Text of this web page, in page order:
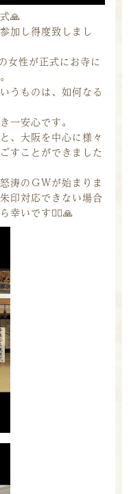
🙏
加し得度致しまし
女性が正式にお寺に
うものは、如何なる
一安心です。
、大阪を中心に様々
すことができました
涛のＧＷが始まりま
印対応できない場合
幸いです🙇‍♂️🙏